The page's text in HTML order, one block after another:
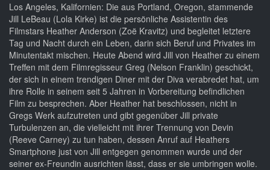
Los Angeles, Kalifornien: Die aus Portland, Oregon, stammende
Jill LeBeau (Lola Kirke) ist die persönliche Assistentin des
Filmstars Heather Anderson (Zoë Kravitz) und begleitet letztere
Tag und Nacht durch ein Leben, darin sich Beruf und Privates im
Minutentakt mischen. Heute Abend wird Jill von Heather zu einem
Treffen mit dem Filmregisseur Greg (Nelson Franklin) geschickt,
der sich in einem trendigen Diner mit der Diva verabredet hat, um
ihre Rolle in seinem seit 5 Jahren in Vorbereitung befindlichen
Film zu besprechen. Aber Heather hat beschlossen, nicht in
Gregs Werk aufzutreten und gibt gegenüber Jill private
Turbulenzen an, die vielleicht mit ihrer Trennung von Devin
(Reeve Carney) zu tun haben, dessen Anruf auf Heathers
Smartphone just von Jill entgegen genommen wurde und der
seiner ex-Freundin ausrichten lässt, dass er sie umbringen wolle.